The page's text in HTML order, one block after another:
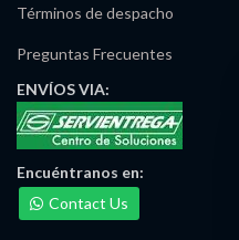
Términos de despacho
Preguntas Frecuentes
ENVÍOSVIA:
Encuéntranos en:
Contact Us